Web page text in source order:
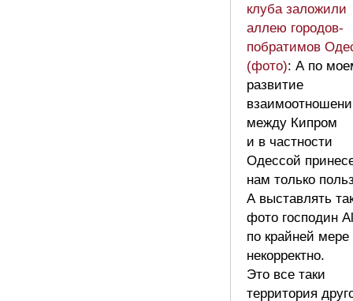
клуба заложили
аллею городов-
побратимов
(фото): А по
развитие
между Кипром
и в частности
Одессой
нам только
А выставлять
фото господин
по крайней мере
некорректно.
Это все таки
территория